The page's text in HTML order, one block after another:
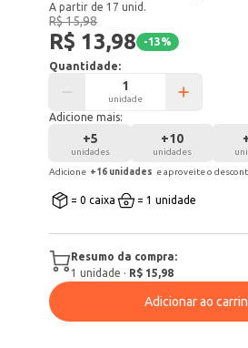
A partir de 17 unid.
R$ 15,98
R$ 13,98 -13%
Quantidade:
unidade
Adicione mais:
+5
unidades
+10
unidades
Adicione +16 unidades e aproveite o
= 0 caixa = 1 unidade
Resumo da compra:
1 unidade · R$ 15,98
Adicionar ao